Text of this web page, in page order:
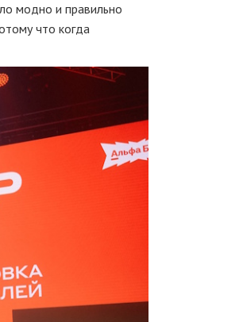
модно и правильно
что когда